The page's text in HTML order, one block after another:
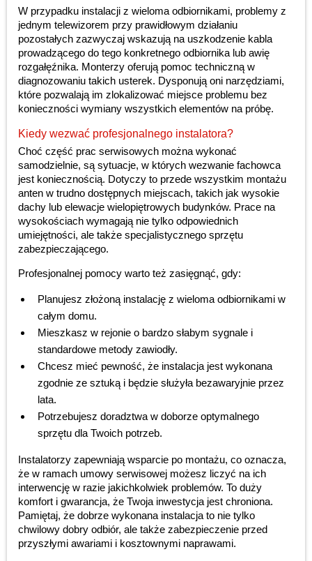
W przypadku instalacji z wieloma odbiornikami, problemy z
jednym telewizorem przy prawidłowym działaniu
pozostałych zazwyczaj wskazują na uszkodzenie kabla
prowadzącego do tego konkretnego odbiornika lub awię
rozgałęźnika. Monterzy oferują pomoc techniczną w
diagnozowaniu takich usterek. Dysponują oni narzędziami,
które pozwalają im zlokalizować miejsce problemu bez
konieczności wymiany wszystkich elementów na próbę.
Kiedy wezwać profesjonalnego instalatora?
Choć część prac serwisowych można wykonać
samodzielnie, są sytuacje, w których wezwanie fachowca
jest koniecznością. Dotyczy to przede wszystkim montażu
anten w trudno dostępnych miejscach, takich jak wysokie
dachy lub elewacje wielopiętrowych budynków. Prace na
wysokościach wymagają nie tylko odpowiednich
umiejętności, ale także specjalistycznego sprzętu
zabezpieczającego.
Profesjonalnej pomocy warto też zasięgnąć, gdy:
Planujesz złożoną instalację z wieloma odbiornikami w
całym domu.
Mieszkasz w rejonie o bardzo słabym sygnale i
standardowe metody zawiodły.
Chcesz mieć pewność, że instalacja jest wykonana
zgodnie ze sztuką i będzie służyła bezawaryjnie przez
lata.
Potrzebujesz doradztwa w doborze optymalnego
sprzętu dla Twoich potrzeb.
Instalatorzy zapewniają wsparcie po montażu, co oznacza,
że w ramach umowy serwisowej możesz liczyć na ich
interwencję w razie jakichkolwiek problemów. To duży
komfort i gwarancja, że Twoja inwestycja jest chroniona.
Pamiętaj, że dobrze wykonana instalacja to nie tylko
chwilowy dobry odbiór, ale także zabezpieczenie przed
przyszłymi awariami i kosztownymi naprawami.